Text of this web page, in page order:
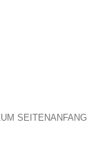
SEITENANFANG